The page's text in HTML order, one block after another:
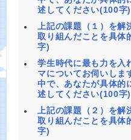
述してください(100字)
上記の課題（１）を
取り組んだことを具体
字)
学生時代に最も力を入
マについてお伺いしま
中で、あなたが具体的
述してください(100字)
上記の課題（２）を
取り組んだことを具体
字)